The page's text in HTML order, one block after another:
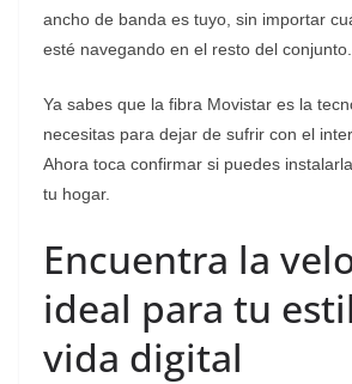
ancho de banda es tuyo, sin importar
esté navegando en el resto del conjunto.
Ya sabes que la fibra Movistar es la
necesitas para dejar de sufrir con el
Ahora toca confirmar si puedes
tu hogar.
Encuentra la
ideal para tu
vida digital